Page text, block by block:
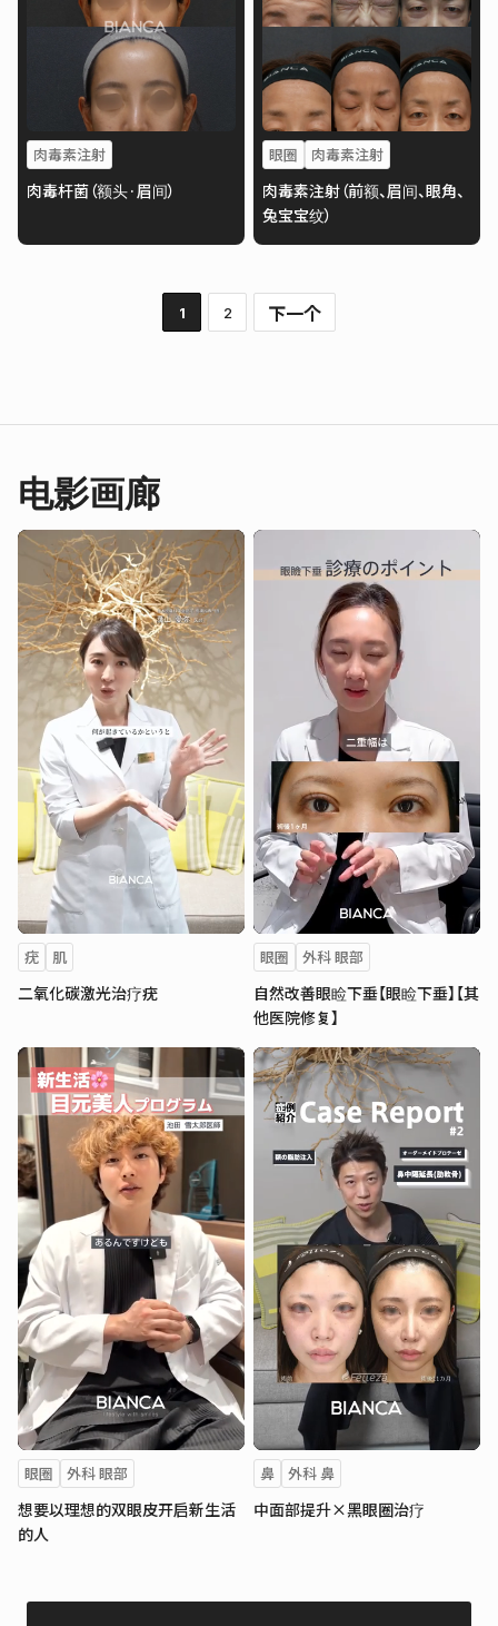
肉毒素注射
肉毒杆菌（额头·眉间）
眼圈 肉毒素注射
肉毒素注射（前额、眉间、眼角、
兔宝宝纹）
1 2 下一个
电影画廊
疣 肌
二氧化碳激光治疗疣
眼圈 外科 眼部
自然改善眼睑下垂【眼睑下垂】【其
他医院修复】
眼圈 外科 眼部
想要以理想的双眼皮开启新生活
的人
鼻 外科 鼻
中面部提升×黑眼圈治疗